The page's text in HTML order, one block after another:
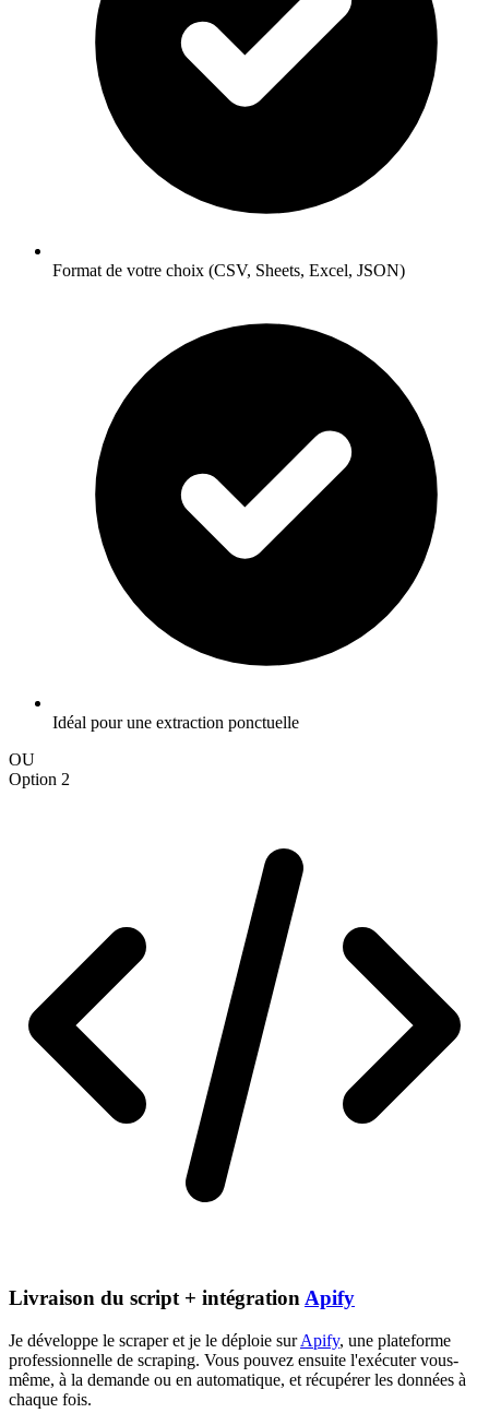
Format de votre choix (CSV, Sheets, Excel, JSON)
Idéal pour une extraction ponctuelle
OU
Option 2
Livraison du script + intégration Apify
Je développe le scraper et je le déploie surApify, une plateforme
professionnelle de scraping. Vous pouvez ensuite l'exécuter vous-
même, à la demande ou en automatique, et récupérer les données à
chaque fois.